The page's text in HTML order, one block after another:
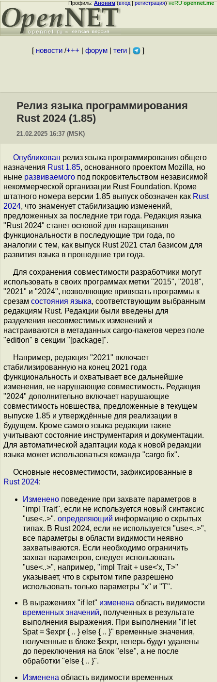
Профиль:Аноним(вход|регистрация)неRUopennet.me
[ новости/+++ форум| теги| ]
Релиз языка программирования
Rust 2024 (1.85)
21.02.2025 16:37 (MSK)
Опубликован релиз языка программирования общего
назначения Rust 1.85, основанного проектом Mozilla, но
ныне развиваемого под покровительством независимой
некоммерческой организации Rust Foundation. Кроме
штатного номера версии 1.85 выпуск обозначен как Rust
2024, что знаменует стабилизацию изменений,
предложенных за последние три года. Редакция языка
"Rust 2024" станет основой для наращивания
функциональности в последующие три года, по
аналогии с тем, как выпуск Rust 2021 стал базисом для
развития языка в прошедшие три года.
Для сохранения совместимости разработчики могут
использовать в своих программах метки "2015", "2018",
"2021" и "2024", позволяющие привязать программы к
срезам состояния языка, соответствующим выбранным
редакциям Rust. Редакции были введены для
разделения несовместимых изменений и
настраиваются в метаданных cargo-пакетов через поле
"edition" в секции "[package]".
Например, редакция "2021" включает
стабилизированную на конец 2021 года
функциональность и охватывает все дальнейшие
изменения, не нарушающие совместимость. Редакция
"2024" дополнительно включает нарушающие
совместимость новшества, предложенные в текущем
выпуске 1.85 и утверждённые для реализации в
будущем. Кроме самого языка редакции также
учитывают состояние инструментария и документации.
Для автоматической адаптации кода к новой редакции
языка может использоваться команда "cargo fix".
Основные несовместимости, зафиксированные в
Rust 2024:
Изменено поведение при захвате параметров в
"impl Trait", если не используется новый синтаксис
"use<..>", определяющий информацию о скрытых
типах. В Rust 2024, если не используется "use<..>",
все параметры в области видимости неявно
захватываются. Если необходимо ограничить
захват параметров, следует использовать
"use<..>", например, "impl Trait + use<'x, T>"
указывает, что в скрытом типе разрешено
использовать только параметры "x" и "T".
В выражениях "if let" изменена область видимости
временных значений, полученных в результате
выполнения выражения. При выполнении "if let
$pat = $expr { .. } else { .. }" временные значения,
полученные в блоке $expr, теперь будут удалены
до переключения на блок "else", а не после
обработки "else { .. }".
Изменена область видимости временных